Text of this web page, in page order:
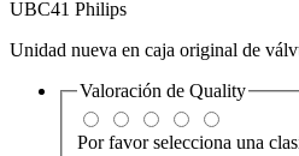
UBC41 Philips
Unidad nueva en caja original de
Valoración de Quality
Por favor selecciona una